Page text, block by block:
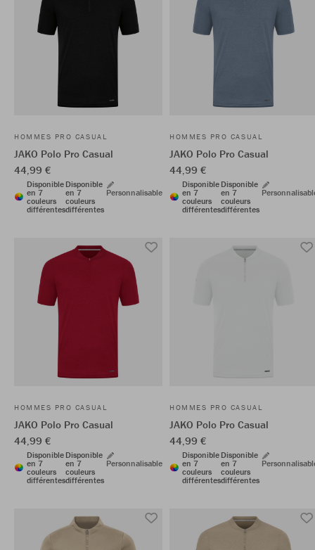
HOMMES PRO CASUAL
JAKO Polo Pro Casual
44,99 €
Disponible
en 7
couleurs
différentes
Disponible
en 7
couleurs
différentes
Personnalisable
HOMMES PRO CASUAL
JAKO Polo Pro Casual
44,99 €
Disponible
en 7
couleurs
différentes
Disponible
en 7
couleurs
différentes
HOMMES PRO CASUAL
JAKO Polo Pro Casual
44,99 €
Disponible
en 7
couleurs
différentes
Disponible
en 7
couleurs
différentes
Personnalisable
HOMMES PRO CASUAL
JAKO Polo Pro Casual
44,99 €
Disponible
en 7
couleurs
différentes
Disponible
en 7
couleurs
différentes